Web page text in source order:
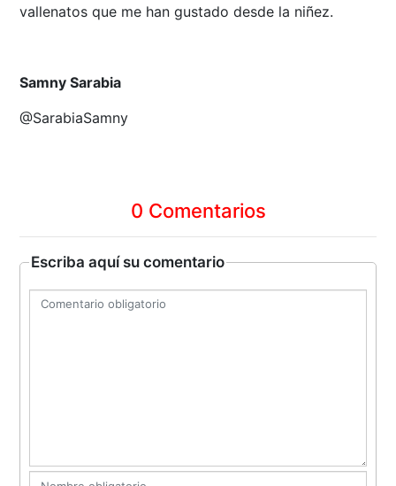
vallenatos que me han gustado desde la niñez.
Samny Sarabia
@SarabiaSamny
0 Comentarios
Escriba aquí su comentario